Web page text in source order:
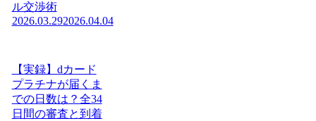
ル交渉術
2026.03.292026.04.04
【実録】dカード
プラチナが届くま
での日数は？全34
日間の審査と到着